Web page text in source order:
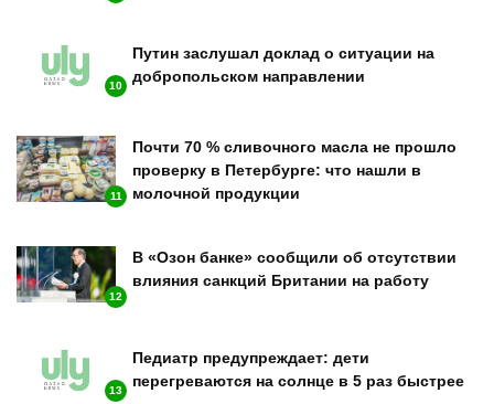
10
Путин заслушал доклад о ситуации на
добропольском направлении
11
Почти 70 % сливочного масла не прошло
проверку в Петербурге: что нашли в
молочной продукции
12
В «Озон банке» сообщили об отсутствии
влияния санкций Британии на работу
13
Педиатр предупреждает: дети
перегреваются на солнце в 5 раз быстрее